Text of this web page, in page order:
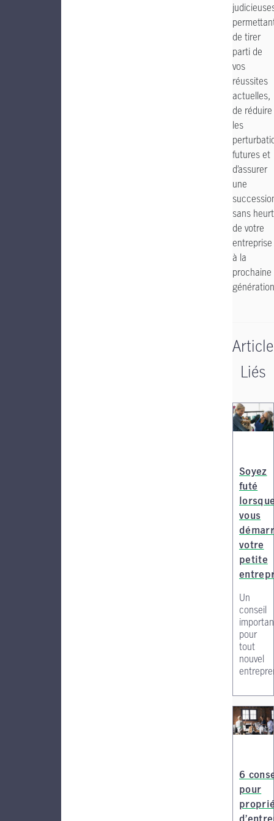
de tirer
parti de
vos
réussites
actuelles,
de réduire
les
futures et
d’assurer
une
sans heurt
de votre
entreprise
à la
prochaine
Liés
Soyez
futé
vous
votre
petite
Un
conseil
pour
tout
nouvel
6
pour